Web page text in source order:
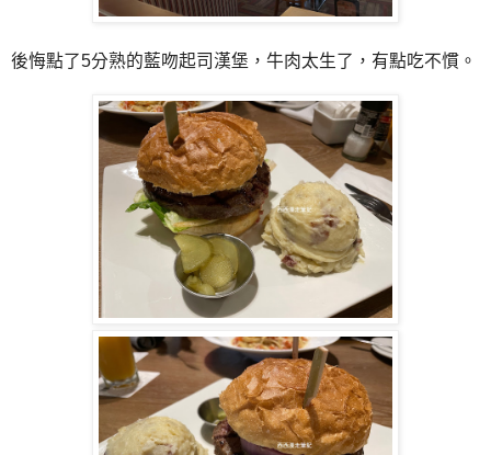
後悔點了5分熟的藍吻起司漢堡，牛肉太生了，有點吃不慣。